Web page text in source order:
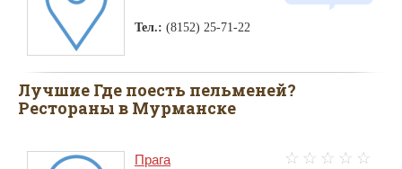
Тел.: (8152) 25-71-22
Лучшие Где поесть пельменей?
Рестораны в Мурманске
Прага